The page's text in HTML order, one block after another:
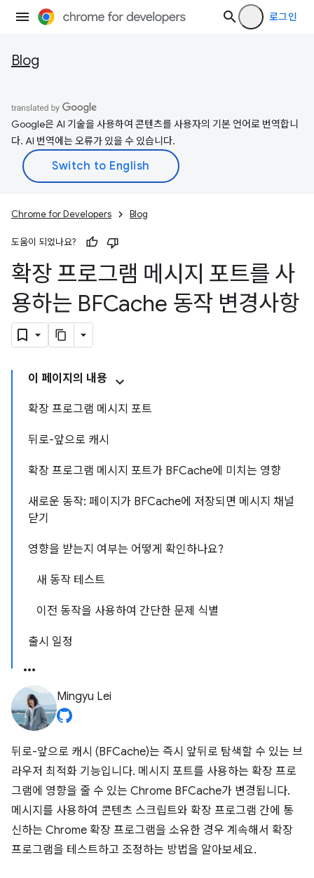
로그인
Blog
Google은 AI 기술을 사용하여 콘텐츠를 사용자의 기본 언어로 번역합니
다. AI 번역에는 오류가 있을 수 있습니다.
Chrome for Developers Blog
도움이 되었나요?
확장 프로그램 메시지 포트를 사
용하는 BFCache 동작 변경사항
이 페이지의 내용
확장 프로그램 메시지 포트
뒤로-앞으로 캐시
확장 프로그램 메시지 포트가 BFCache에 미치는 영향
새로운 동작: 페이지가 BFCache에 저장되면 메시지 채널
닫기
영향을 받는지 여부는 어떻게 확인하나요?
새 동작 테스트
이전 동작을 사용하여 간단한 문제 식별
출시 일정
Mingyu Lei
뒤로-앞으로 캐시 (BFCache)는 즉시 앞뒤로 탐색할 수 있는 브
라우저 최적화 기능입니다. 메시지 포트를 사용하는 확장 프로
그램에 영향을 줄 수 있는 Chrome BFCache가 변경됩니다.
메시지를 사용하여 콘텐츠 스크립트와 확장 프로그램 간에 통
신하는 Chrome 확장 프로그램을 소유한 경우 계속해서 확장
프로그램을 테스트하고 조정하는 방법을 알아보세요.